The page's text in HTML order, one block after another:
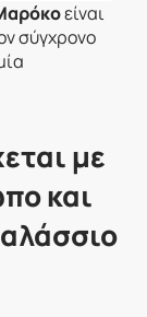
είναι
σύγχρονο
με
και